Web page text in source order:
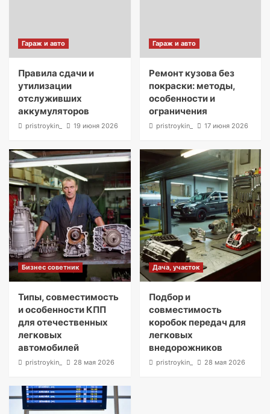
Гараж и авто
Правила сдачи и
утилизации
отслуживших
аккумуляторов
pristroykin_ 19 июня 2026
Гараж и авто
Ремонт кузова без
покраски: методы,
особенности и
ограничения
pristroykin_ 17 июня 2026
Бизнес советник
Типы, совместимость
и особенности КПП
для отечественных
легковых
автомобилей
pristroykin_ 28 мая 2026
Дача, участок
Подбор и
совместимость
коробок передач для
легковых
внедорожников
pristroykin_ 28 мая 2026